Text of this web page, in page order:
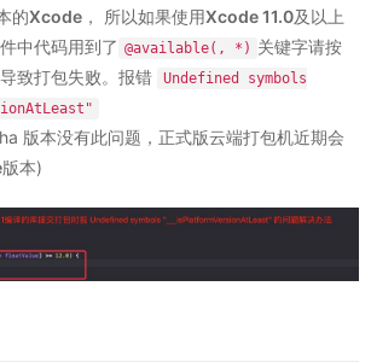
的Xcode， 所以如果使用Xcode 11.0及以上
中代码用到了 @available(, *) 关键字请按
致打包失败。报错
Undefined symbols
版本没有此问题，正式版云端打包机近期会
版本)